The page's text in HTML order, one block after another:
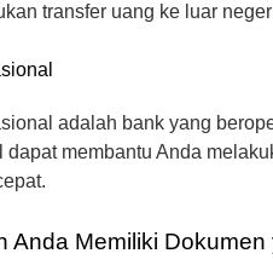
transfer uang ke luar
adalah bank yang
dapat membantu Anda
Anda Memiliki Dokumen